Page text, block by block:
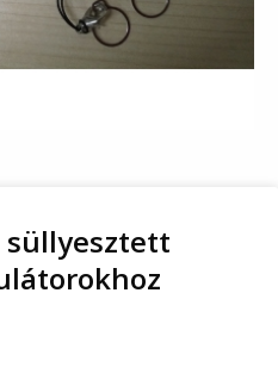
süllyesztett